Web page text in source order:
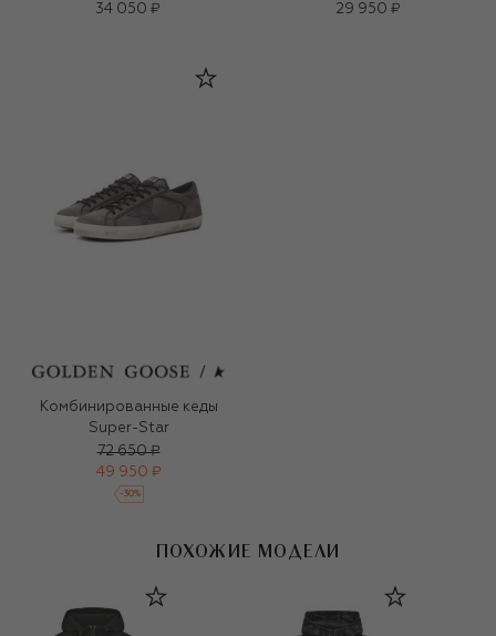
34 050 ₽
29 950 ₽
Комбинированные кеды
Super-Star
72 650 ₽
49 950 ₽
-30%
ПОХОЖИЕ МОДЕЛИ